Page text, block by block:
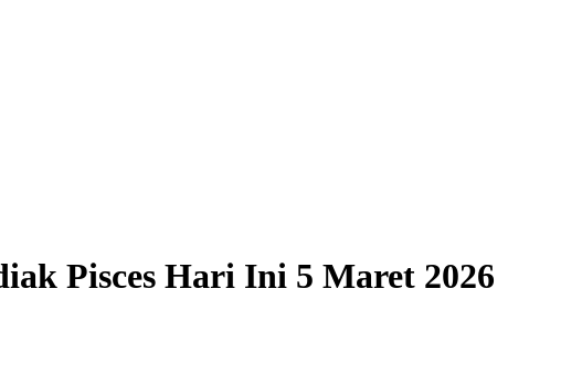
Pisces Hari Ini 5 Maret 2026